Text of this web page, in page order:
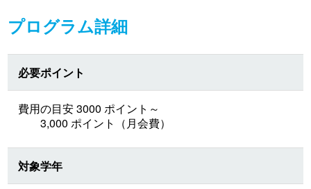
プログラム詳細
必要ポイント
費用の目安 3000 ポイント～
3,000 ポイント（月会費）
対象学年